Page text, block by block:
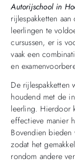
Autorijschool in
rijlespakketten
leerlingen te
cursussen, er is
vaak een
en
De rijlespakketten
houdend met de
leerling. Hierdoor
effectieve manier
Bovendien bieden
zodat het
rondom andere